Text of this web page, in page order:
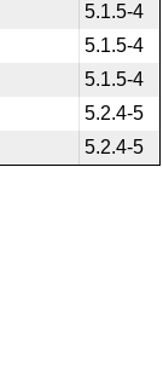
5.1.5-4
5.1.5-4
5.1.5-4
5.2.4-5
5.2.4-5